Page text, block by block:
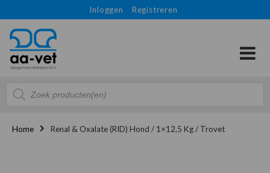
Inloggen Registreren
Producten
zoeken
Home Renal & Oxalate (RID) Hond / 1×12,5 Kg / Trovet